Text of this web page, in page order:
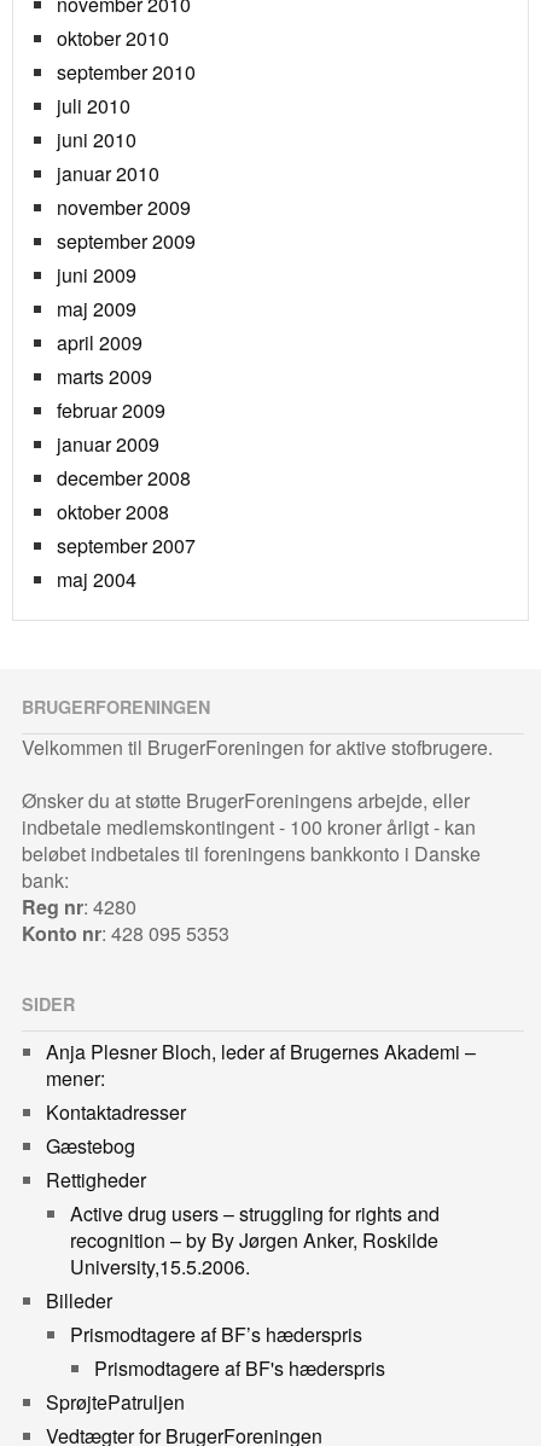
oktober 2010
september 2010
juli 2010
juni 2010
januar 2010
november 2009
september 2009
juni 2009
maj 2009
april 2009
marts 2009
februar 2009
januar 2009
december 2008
oktober 2008
september 2007
maj 2004
BRUGERFORENINGEN
Velkommen til BrugerForeningen for aktive stofbrugere.
Ønsker du at støtte BrugerForeningens arbejde, eller
indbetale medlemskontingent - 100 kroner årligt - kan
beløbet indbetales til foreningens bankkonto i Danske
bank:
Reg nr: 4280
Konto nr: 428 095 5353
SIDER
Anja Plesner Bloch, leder af Brugernes Akademi –
mener:
Kontaktadresser
Gæstebog
Rettigheder
Active drug users – struggling for rights and
recognition – by By Jørgen Anker, Roskilde
University,15.5.2006.
Billeder
Prismodtagere af BF’s hæderspris
Prismodtagere af BF's hæderspris
SprøjtePatruljen
Vedtægter for BrugerForeningen